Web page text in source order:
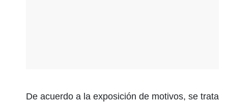
De acuerdo a la exposición de motivos, se trata